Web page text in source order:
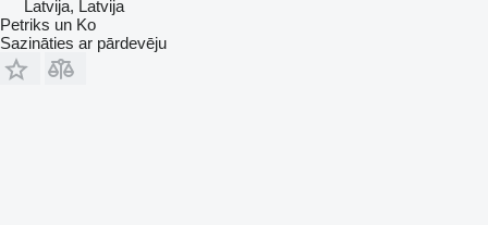
Latvija, Latvija
Petriks un Ko
Sazināties ar pārdevēju